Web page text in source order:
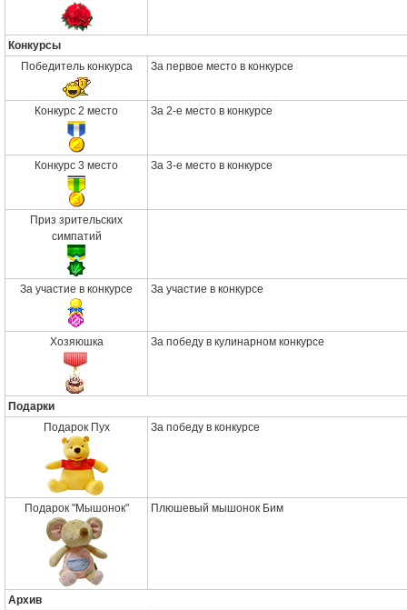
Конкурсы
Победитель конкурса
За первое место в конкурсе
Конкурс 2 место За 2-е место в конкурсе
Конкурс 3 место За 3-е место в конкурсе
Приз зрительских
симпатий
За участие в конкурсе За участие в конкурсе
Хозяюшка За победу в кулинарном конкурсе
Подарки
Подарок Пух
За победу в конкурсе
Подарок "Мышонок" Плюшевый мышонок Бим
Архив